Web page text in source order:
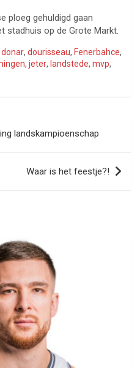
ploeg gehuldigd gaan
stadhuis op de Grote Markt.
donar, dourisseau, Fenerbahce,
, jeter, landstede, mvp,
landskampioenschap
Waar is het feestje?!